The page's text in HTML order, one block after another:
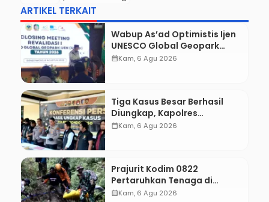
ARTIKEL TERKAIT
Wabup As’ad Optimistis Ijen
UNESCO Global Geopark
Pertahankan Status,
calendar_monthKam, 6 Agu 2026
Tiga Kasus Besar Berhasil
Diungkap, Kapolres
Bondowoso Tegaskan Tak
calendar_monthKam, 6 Agu 2026
Prajurit Kodim 0822
Pertaruhkan Tenaga di
Tebing Maut, Dua Jenazah
calendar_monthKam, 6 Agu 2026